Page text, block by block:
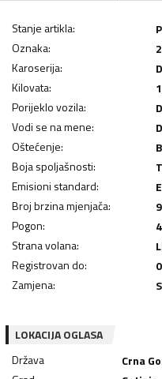
Stanje artikla:
Oznaka:
Karoserija:
Kilovata:
Porijeklo vozila:
Vodi se na mene:
Oštećenje:
Boja spoljašnosti:
Emisioni standard:
Broj brzina mjenjača:
9
Pogon:
Strana volana:
Registrovan do:
Zamjena:
LOKACIJA OGLASA
Država
Crna